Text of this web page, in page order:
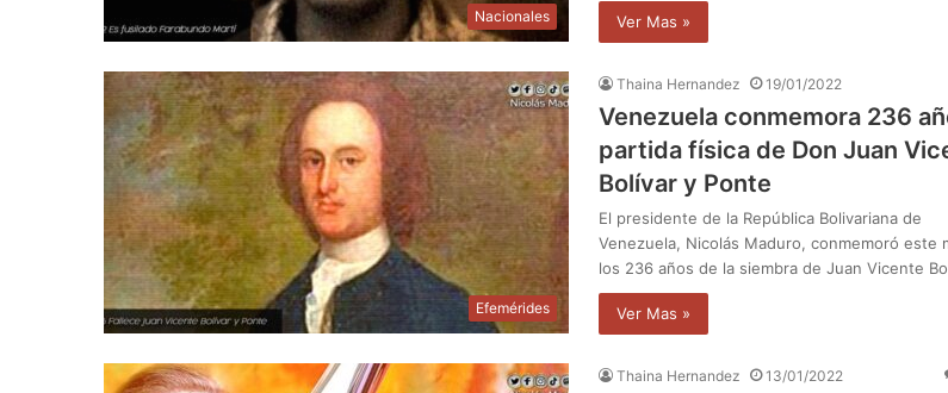
Nacionales Ver Mas »
Efemérides
Thaina Hernandez 19/01/2022
Venezuela conmemora 236
partida física de Don Juan
Bolívar y Ponte
El presidente de la República Bolivariana de
Venezuela, Nicolás Maduro, conmemoró este
los 236 años de la siembra de Juan Vicente
Ver Mas »
Thaina Hernandez 13/01/2022